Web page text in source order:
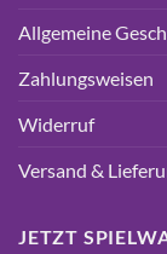
Allgemeine
Zahlungsweisen
Widerruf
Versand &
JETZT